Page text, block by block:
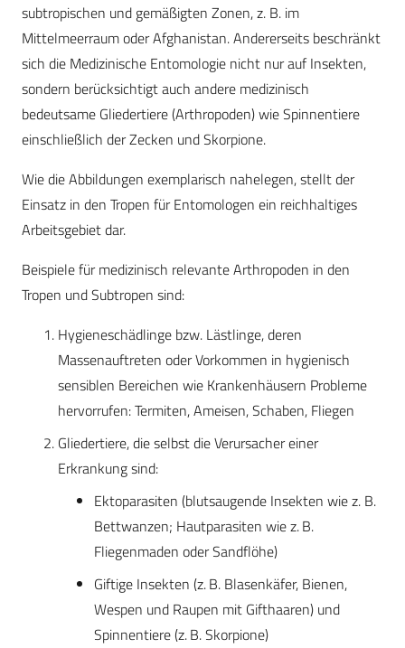
subtropischen und gemäßigten Zonen, z. B. im
Mittelmeerraum oder Afghanistan. Andererseits beschränkt
sich die Medizinische Entomologie nicht nur auf Insekten,
sondern berücksichtigt auch andere medizinisch
bedeutsame Gliedertiere (Arthropoden) wie Spinnentiere
einschließlich der Zecken und Skorpione.
Wie die Abbildungen exemplarisch nahelegen, stellt der
Einsatz in den Tropen für Entomologen ein reichhaltiges
Arbeitsgebiet dar.
Beispiele für medizinisch relevante Arthropoden in den
Tropen und Subtropen sind:
Hygieneschädlinge bzw. Lästlinge, deren
Massenauftreten oder Vorkommen in hygienisch
sensiblen Bereichen wie Krankenhäusern Probleme
hervorrufen: Termiten, Ameisen, Schaben, Fliegen
Gliedertiere, die selbst die Verursacher einer
Erkrankung sind:
Ektoparasiten (blutsaugende Insekten wie z. B.
Bettwanzen; Hautparasiten wie z. B.
Fliegenmaden oder Sandflöhe)
Giftige Insekten (z. B. Blasenkäfer, Bienen,
Wespen und Raupen mit Gifthaaren) und
Spinnentiere (z. B. Skorpione)